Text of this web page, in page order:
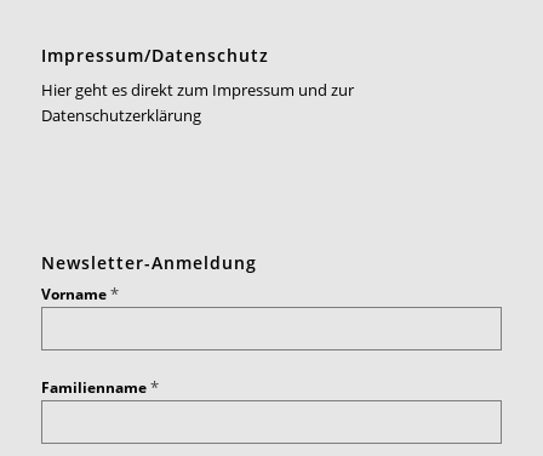
Impressum/Datenschutz
Hier geht es direkt zum Impressum und zur
Datenschutzerklärung
Newsletter-Anmeldung
Vorname*
Familienname*